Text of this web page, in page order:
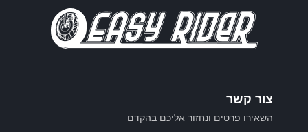
צור קשר
השאירו פרטים ונחזור אליכם בהקדם